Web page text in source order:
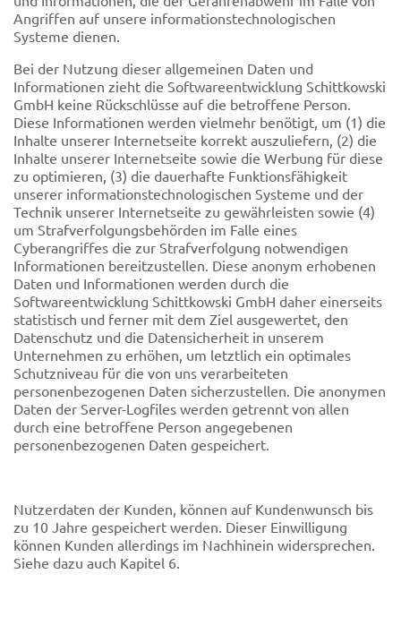
Angriffen auf unsere informationstechnologischen
Systeme dienen.
Bei der Nutzung dieser allgemeinen Daten und
Informationen zieht die Softwareentwicklung Schittkowski
GmbH keine Rückschlüsse auf die betroffene Person.
Diese Informationen werden vielmehr benötigt, um (1) die
Inhalte unserer Internetseite korrekt auszuliefern, (2) die
Inhalte unserer Internetseite sowie die Werbung für diese
zu optimieren, (3) die dauerhafte Funktionsfähigkeit
unserer informationstechnologischen Systeme und der
Technik unserer Internetseite zu gewährleisten sowie (4)
um Strafverfolgungsbehörden im Falle eines
Cyberangriffes die zur Strafverfolgung notwendigen
Informationen bereitzustellen. Diese anonym erhobenen
Daten und Informationen werden durch die
Softwareentwicklung Schittkowski GmbH daher einerseits
statistisch und ferner mit dem Ziel ausgewertet, den
Datenschutz und die Datensicherheit in unserem
Unternehmen zu erhöhen, um letztlich ein optimales
Schutzniveau für die von uns verarbeiteten
personenbezogenen Daten sicherzustellen. Die anonymen
Daten der Server-Logfiles werden getrennt von allen
durch eine betroffene Person angegebenen
personenbezogenen Daten gespeichert.
Nutzerdaten der Kunden, können auf Kundenwunsch bis
zu 10 Jahre gespeichert werden. Dieser Einwilligung
können Kunden allerdings im Nachhinein widersprechen.
Siehe dazu auch Kapitel 6.